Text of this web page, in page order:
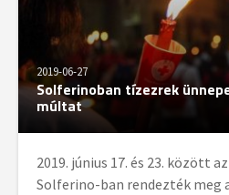
2019-06-27
Solferinoban tízezrek
múltat
2019. június 17. és 23. között
Solferino-ban rendezték meg